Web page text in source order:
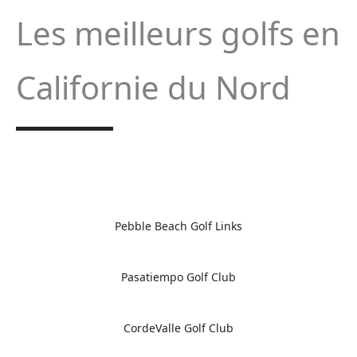
Les meilleurs golfs en
Californie du Nord
Pebble Beach Golf Links
Pasatiempo Golf Club
CordeValle Golf Club